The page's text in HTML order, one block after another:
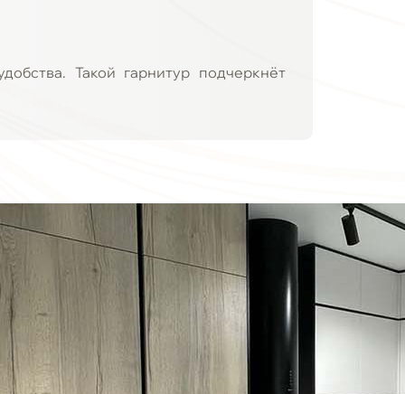
Такой гарнитур подчеркнёт